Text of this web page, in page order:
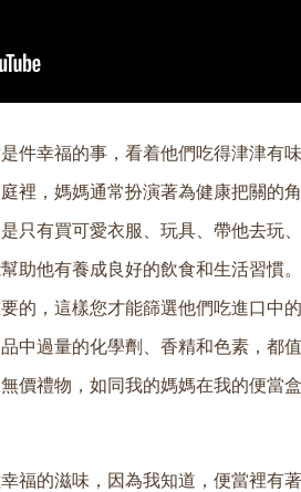
件幸福的事，看着他們吃得津津有
裡，媽媽通常扮演著為健康把關的
只有買可愛衣服、玩具、帶他去玩
助他有養成良好的飲食和生活習慣
的，這樣您才能篩選他們吃進口中
中過量的化學劑、香精和色素，都
價禮物，如同我的媽媽在我的便當
福的滋味，因為我知道，便當裡有